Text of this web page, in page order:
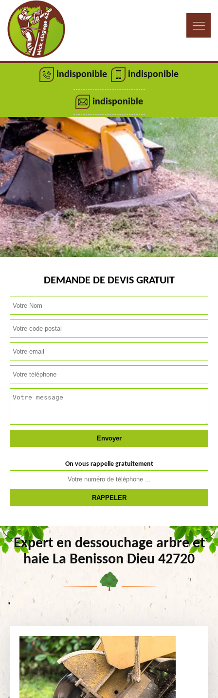
indisponible indisponible
indisponible
DEMANDE DE DEVIS GRATUIT
On vous rappelle gratuitement
Expert en dessouchage arbre et
haie La Benisson Dieu 42720